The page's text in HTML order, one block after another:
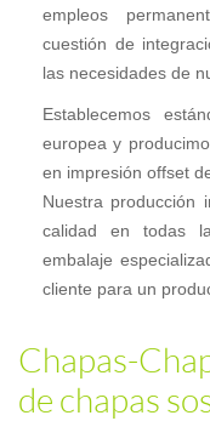
empleos
cuestión de
las necesidades de
Establecemos
europea y
en impresión offset
Nuestra producción
calidad en todas
embalaje
cliente para un
Chapas-
de chapas